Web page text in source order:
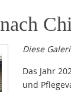
Diese
Das Jahr
und